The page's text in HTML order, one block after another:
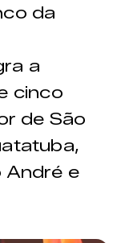
da
a
cinco
de São
André e